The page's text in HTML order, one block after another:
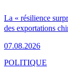
La « résilience
des exportations
07.08.2026
POLITIQUE